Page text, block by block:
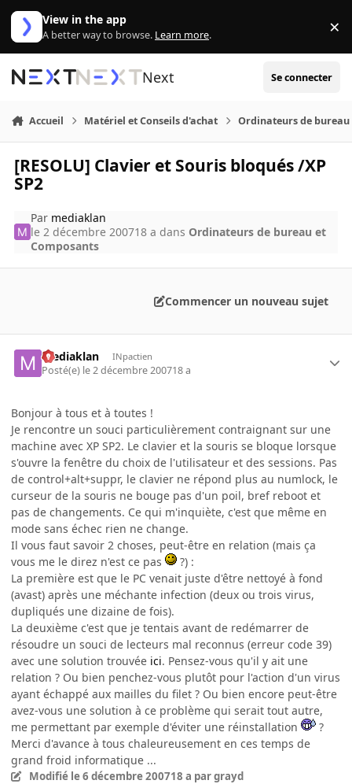
Aller au contenu
View in the app
A better way to browse. Learn more. ×
Next Se connecter
Accueil Matériel et Conseils d'achat Ordinateurs de bureau
[RESOLU] Clavier et Souris bloqués /XP
SP2
Par mediaklan
le 2 décembre 200718 a dans Ordinateurs de bureau et
Composants
Commencer un nouveau sujet
mediaklan INpactien
Posté(e) le 2 décembre 200718 a
Bonjour à tous et à toutes !
Je rencontre un souci particulièrement contraignant sur une
machine avec XP SP2. Le clavier et la souris se bloque lorsque
s'ouvre la fenêtre du choix de l'utilisateur et des sessions. Pas
de control+alt+suppr, le clavier ne répond plus au numlock, le
curseur de la souris ne bouge pas d'un poil, bref reboot et
pas de changements. Ce qui m'inquiète, c'est que même en
mode sans échec rien ne change.
Il vous faut savoir 2 choses, peut-être en relation (mais ça
vous me le direz n'est ce pas
?) :
La première est que le PC venait juste d'être nettoyé à fond
(avast) après une méchante infection (deux ou trois virus,
dupliqués une dizaine de fois).
La deuxième c'est que je tentais avant de redémarrer de
résoudre un souci de lecteurs mal reconnus (erreur code 39)
avec une solution trouvée ici. Pensez-vous qu'il y ait une
relation ? Ou bien penchez-vous plutôt pour l'action d'un virus
ayant échappé aux mailles du filet ? Ou bien encore peut-être
avez-vous une solution à ce problème qui serait tout autre,
me permettant par exemple d'éviter une réinstallation
?
Merci d'avance à tous chaleureusement en ces temps de
grand froid informatique ...
Modifié le 6 décembre 200718 a par grayd